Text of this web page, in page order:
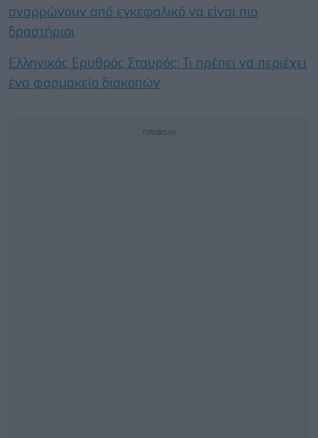
αναρρώνουν από εγκεφαλικό να είναι πιο
δραστήριοι
Ελληνικός Ερυθρός Σταυρός: Τι πρέπει να περιέχει
ένα φαρμακείο διακοπών